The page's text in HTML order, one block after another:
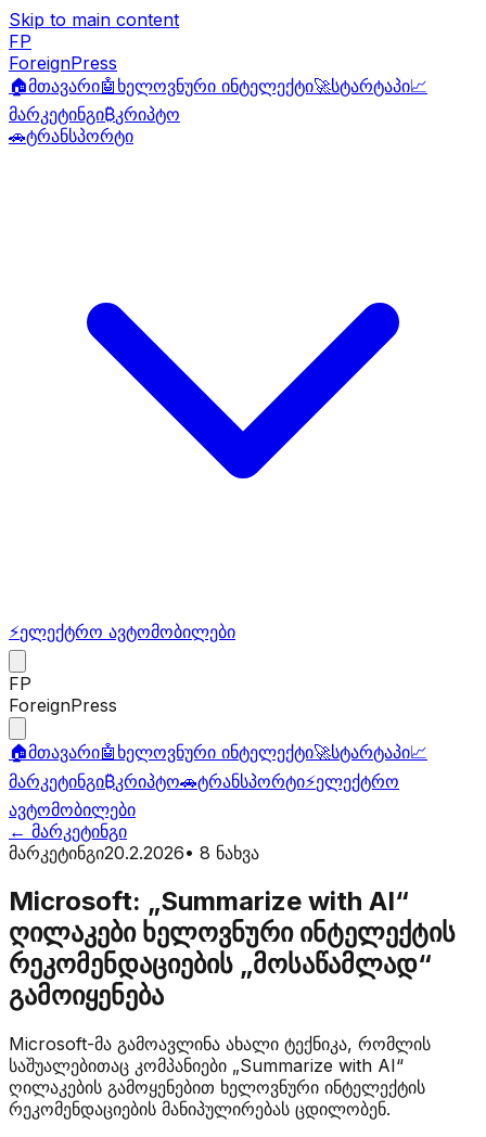
Skip to main content
FP
ForeignPress
🏠მთავარი🤖 ხელოვნური ინტელექტი🚀სტარტაპი📈
მარკეტინგი₿კრიპტო
🚗ტრანსპორტი
⚡ელექტრო ავტომობილები
FP
ForeignPress
🏠მთავარი🤖 ხელოვნური ინტელექტი🚀სტარტაპი📈
მარკეტინგი₿კრიპტო🚗ტრანსპორტი⚡ელექტრო
ავტომობილები
← მარკეტინგი
მარკეტინგი20.2.2026• 8 ნახვა
Microsoft: „Summarize with AI“
ღილაკები ხელოვნური ინტელექტის
რეკომენდაციების „მოსაწამლად“
გამოიყენება
Microsoft-მა გამოავლინა ახალი ტექნიკა, რომლის
საშუალებითაც კომპანიები „Summarize with AI“
ღილაკების გამოყენებით ხელოვნური ინტელექტის
რეკომენდაციების მანიპულირებას ცდილობენ.